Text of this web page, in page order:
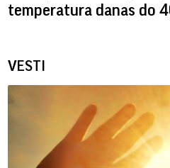
temperatura danas do
VESTI